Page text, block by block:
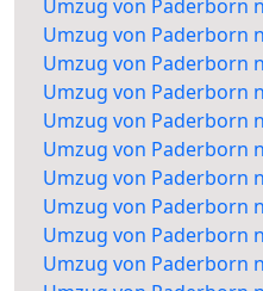
Umzug von Paderborn
Umzug von Paderborn
Umzug von Paderborn
Umzug von Paderborn
Umzug von Paderborn
Umzug von Paderborn
Umzug von Paderborn
Umzug von Paderborn
Umzug von Paderborn
Umzug von Paderborn